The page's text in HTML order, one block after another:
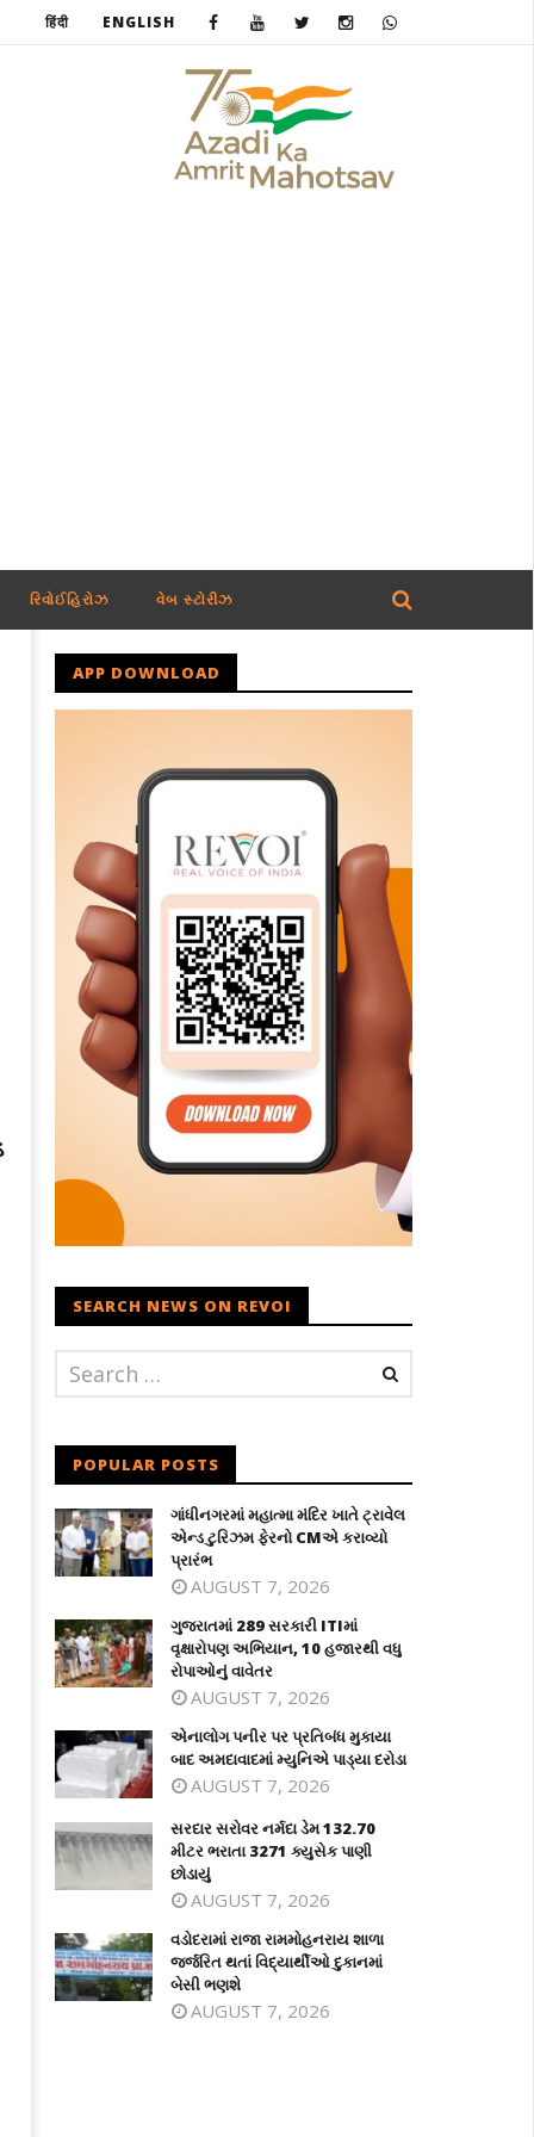
हिंदी ENGLISH
રિવોઈહિરોઝ વેબ સ્ટોરીઝ
APP DOWNLOAD
SEARCH NEWS ON REVOI
POPULAR POSTS
ગાંધીનગરમાં મહાત્મા મંદિર ખાતે ટ્રાવેલ
એન્ડ ટુરિઝમ ફેરનો CMએ કરાવ્યો
પ્રારંભ
AUGUST 7, 2026
ગુજરાતમાં 289 સરકારી ITIમાં
વૃક્ષારોપણ અભિયાન, 10 હજારથી વધુ
રોપાઓનું વાવેતર
AUGUST 7, 2026
એનાલોગ પનીર પર પ્રતિબંધ મુકાયા
બાદ અમદાવાદમાં મ્યુનિએ પાડ્યા દરોડા
AUGUST 7, 2026
સરદાર સરોવર નર્મદા ડેમ 132.70
મીટર ભરાતા 3271 ક્યુસેક પાણી
છોડાયું
AUGUST 7, 2026
વડોદરામાં રાજા રામમોહનરાય શાળા
જર્જરિત થતાં વિદ્યાર્થીઓ દુકાનમાં
બેસી ભણશે
AUGUST 7, 2026